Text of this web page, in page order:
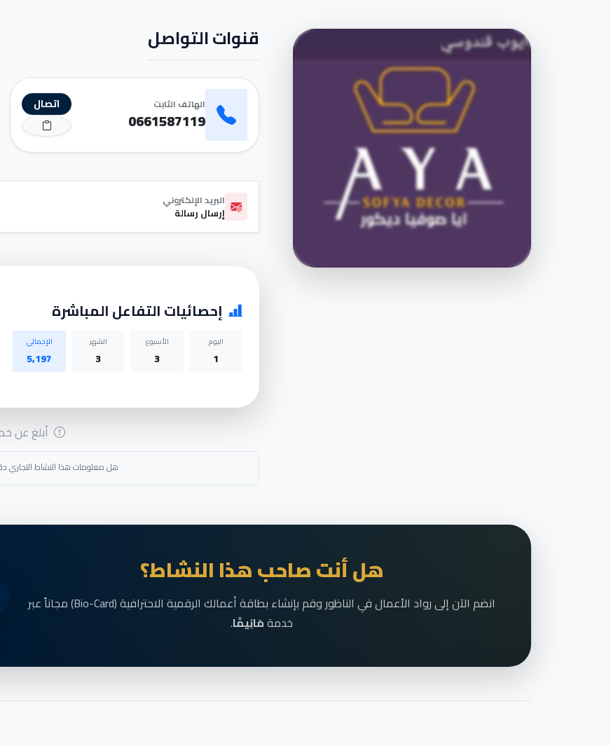
قنوات التواصل
الهاتف الثابت
0661587119
اتصال
البريد الإلكتروني
إرسال رسالة
إحصائيات التفاعل المباشرة
اليوم
1
الأسبوع
3
الشهر
3
الإجمالي
5,197
أبلغ عن
هل معلومات هذا النشاط التجاري
هل أنت صاحب هذا النشاط؟
انضم الآن إلى رواد الأعمال في الناظور وقم بإنشاء بطاقة أعمالك الرقمية الاحترافية (Bio-Card) مجاناً عبر
خدمةمَانِيمَّا.